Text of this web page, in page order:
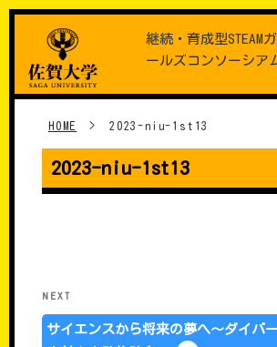
content
継続・育成型STEAMガ
ールズコンソーシア
HOME > 2023-niu-1st13
2023-niu-1st13
Next
Post
NEXT
サイエンスから将来の夢へ～ダイバ